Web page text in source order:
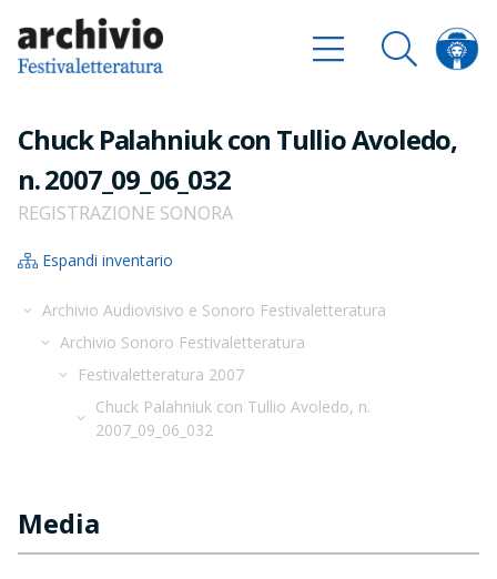
Chuck Palahniuk con Tullio Avoledo,
n. 2007_09_06_032
REGISTRAZIONE SONORA
Espandi inventario
Archivio Audiovisivo e Sonoro Festivaletteratura
Archivio Sonoro Festivaletteratura
Festivaletteratura 2007
Chuck Palahniuk con Tullio Avoledo, n.
2007_09_06_032
Media